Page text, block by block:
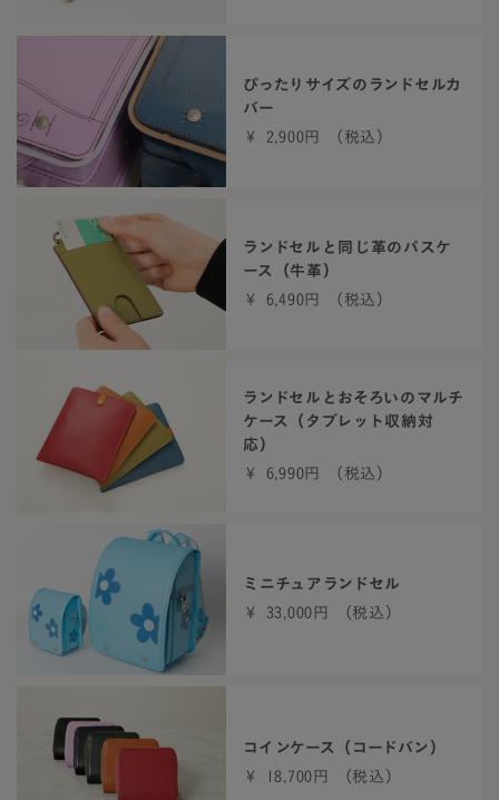
ぴったりサイズのランドセルカ
バー
￥ 2,900円 （税込）
ランドセルと同じ革のパスケ
ース（牛革）
￥ 6,490円 （税込）
ランドセルとおそろいのマルチ
ケース（タブレット収納対
応）
￥ 6,990円 （税込）
ミニチュアランドセル
￥ 33,000円 （税込）
コインケース（コードバン）
￥ 18,700円 （税込）